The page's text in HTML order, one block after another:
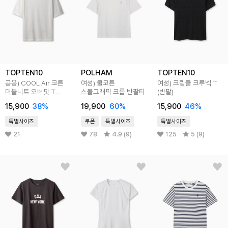
TOPTEN10
공용) COOL Air 코튼
더블니트 오버핏 T
15,900 38%
특별사이즈
21
POLHAM
여성) 쿨코튼
스몰그래픽 크롭 반팔티
19,900 60%
쿠폰 특별사이즈
78 4.9 (9)
TOPTEN10
여성) 크링클 크루넥 T
(반팔)
15,900 46%
특별사이즈
125 5 (9)